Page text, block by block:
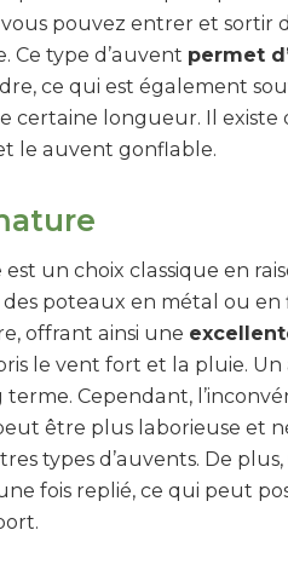
pouvez entrer et sortir
Ce type d’auvent permet
ce qui est également
certaine longueur. Il existe
le auvent gonflable.
un choix classique en
des poteaux en métal ou
offrant ainsi une
le vent fort et la pluie.
Cependant,
être plus laborieuse et
types d’auvents. De plus,
fois replié, ce qui peut